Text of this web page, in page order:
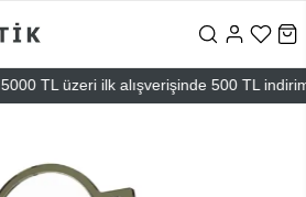
TL üzeri ilk alışverişinde 500 TL indirim